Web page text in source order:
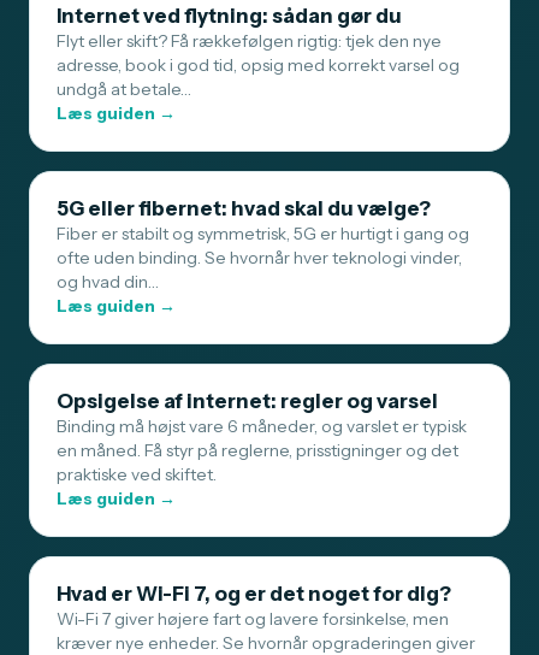
Internet ved flytning: sådan gør du
Flyt eller skift? Få rækkefølgen rigtig: tjek den nye
adresse, book i god tid, opsig med korrekt varsel og
undgå at betale…
Læs guiden →
5G eller fibernet: hvad skal du vælge?
Fiber er stabilt og symmetrisk, 5G er hurtigt i gang og
ofte uden binding. Se hvornår hver teknologi vinder,
og hvad din…
Læs guiden →
Opsigelse af internet: regler og varsel
Binding må højst vare 6 måneder, og varslet er typisk
en måned. Få styr på reglerne, prisstigninger og det
praktiske ved skiftet.
Læs guiden →
Hvad er Wi-Fi 7, og er det noget for dig?
Wi-Fi 7 giver højere fart og lavere forsinkelse, men
kræver nye enheder. Se hvornår opgraderingen giver